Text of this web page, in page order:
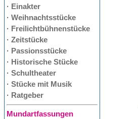
· Einakter
· Weihnachtsstücke
· Freilichtbühnenstücke
· Zeitstücke
· Passionsstücke
· Historische Stücke
· Schultheater
· Stücke mit Musik
· Ratgeber
Mundartfassungen